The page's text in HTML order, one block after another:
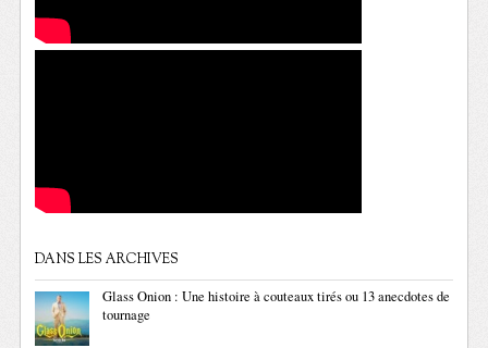
DANS LES ARCHIVES
Glass Onion : Une histoire à couteaux tirés ou 13 anecdotes de
tournage